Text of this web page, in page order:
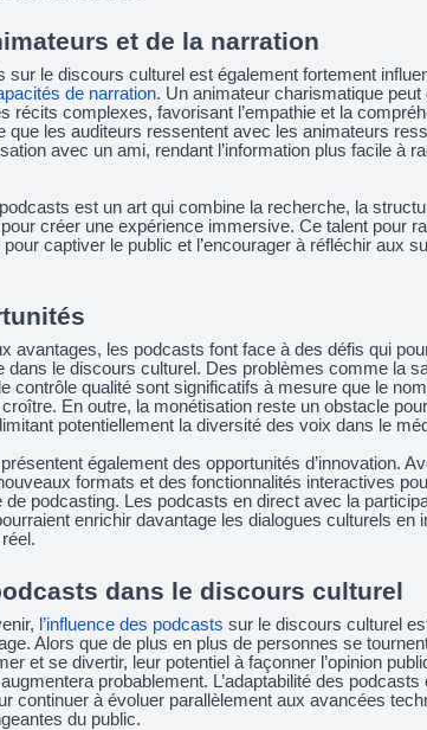
et de la narration
sur le discours culturel est également fortement
de narration. Un animateur charismatique peut
récits complexes, favorisant l’empathie et la
que les auditeurs ressentent avec les animateurs
avec un ami, rendant l’information plus facile à
est un art qui combine la recherche, la
créer une expérience immersive. Ce talent pour
captiver le public et l’encourager à réfléchir aux
avantages, les podcasts font face à des défis qui
dans le discours culturel. Des problèmes comme la
contrôle qualité sont significatifs à mesure que le
En outre, la monétisation reste un obstacle
potentiellement la diversité des voix dans le
également des opportunités d’innovation.
formats et des fonctionnalités interactives
de podcasting. Les podcasts en direct avec la
enrichir davantage les dialogues culturels en
dans le discours culturel
l’influence des podcasts sur le discours culturel
Alors que de plus en plus de personnes se
et se divertir, leur potentiel à façonner l’opinion
probablement. L’adaptabilité des podcasts
continuer à évoluer parallèlement aux avancées
du public.